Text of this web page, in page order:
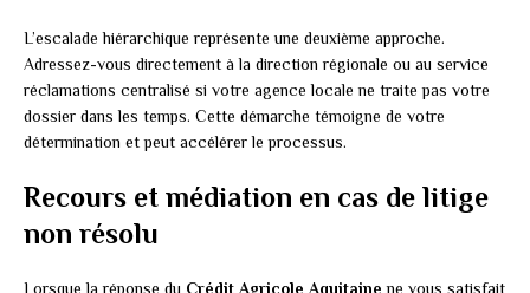
L’escalade hiérarchique représente une deuxième approche.
Adressez-vous directement à la direction régionale ou au service
réclamations centralisé si votre agence locale ne traite pas votre
dossier dans les temps. Cette démarche témoigne de votre
détermination et peut accélérer le processus.
Recours et médiation en cas de litige
non résolu
Lorsque la réponse du Crédit Agricole Aquitaine ne vous satisfait